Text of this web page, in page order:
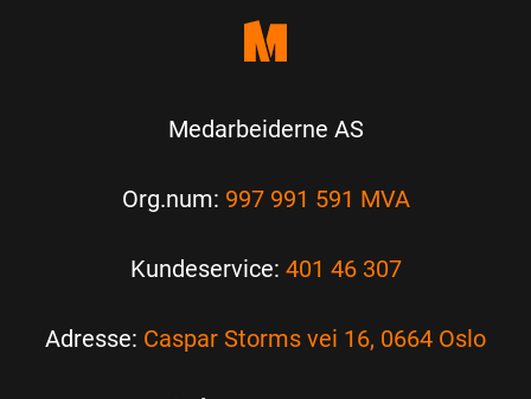
Medarbeiderne AS
Org.num: 997 991 591 MVA
Kundeservice: 401 46 307
Adresse: Caspar Storms vei 16, 0664 Oslo